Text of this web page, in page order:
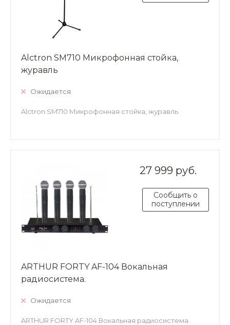
Alctron SM710 Микрофонная стойка,
журавль
Ожидается
Alctron SM710 Микрофонная стойка, журавль
27 999 руб.
Сообщить о
поступлении
ARTHUR FORTY AF-104 Вокальная
радиосистема.
Ожидается
ARTHUR FORTY AF-104 Вокальная радиосистема.